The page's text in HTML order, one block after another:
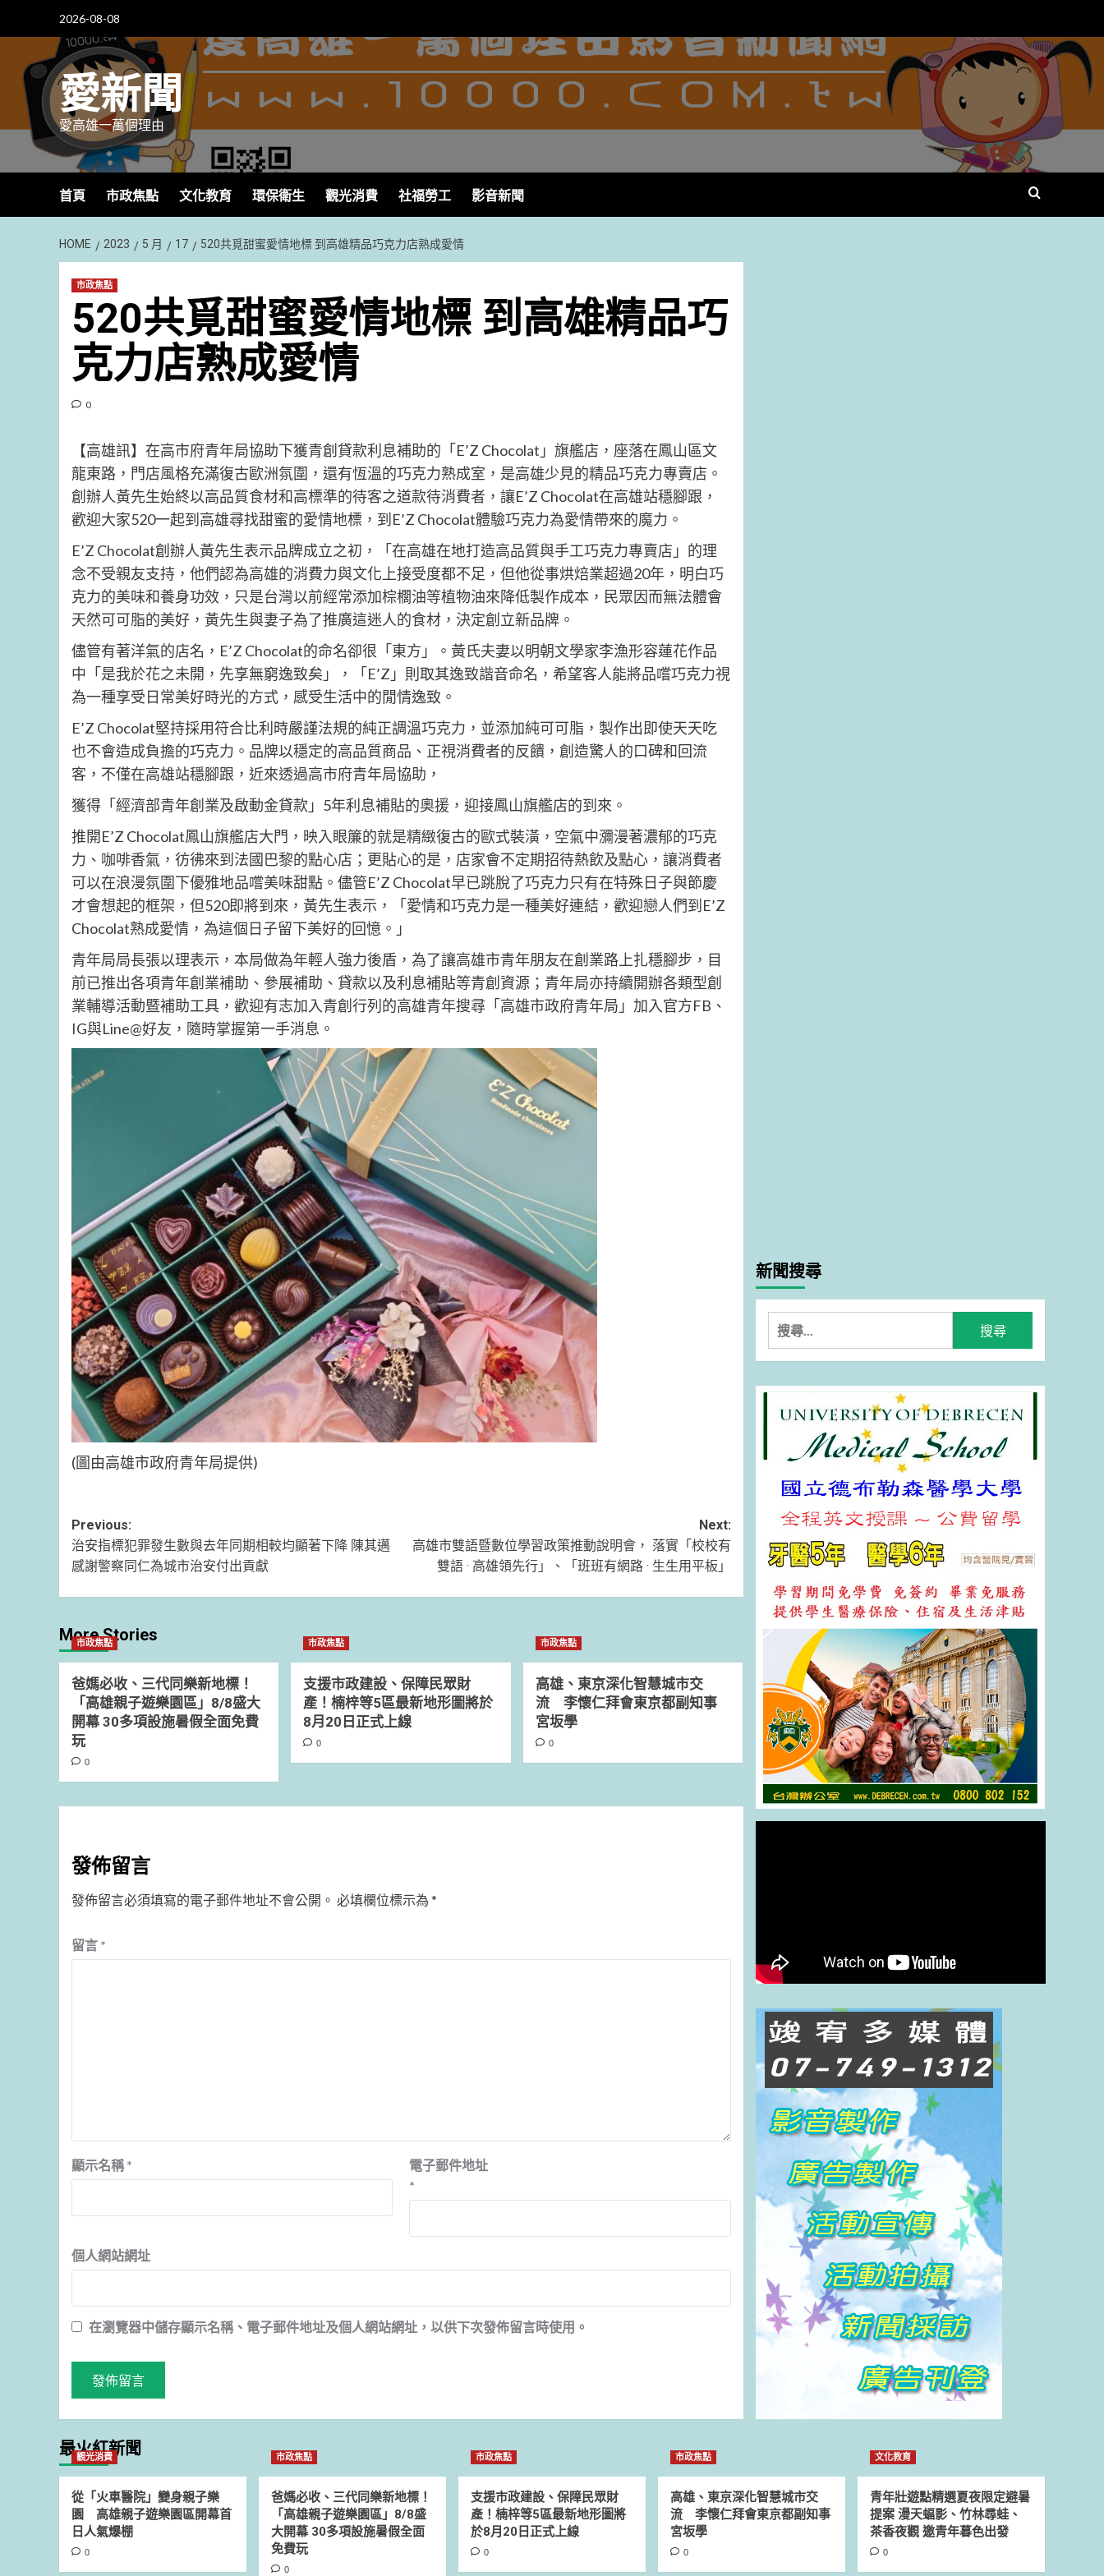
2026-08-08
愛新聞
愛高雄一萬個理由
首頁 市政焦點 文化教育 環保衛生 觀光消費 社福勞工 影音新聞
HOME 2023 5 月 17 520共覓甜蜜愛情地標 到高雄精品巧克力店熟成愛情
市政焦點
520共覓甜蜜愛情地標 到高雄精品巧
克力店熟成愛情
0
【高雄訊】在高市府青年局協助下獲青創貸款利息補助的「E’Z Chocolat」旗艦店，座落在鳳山區文
龍東路，門店風格充滿復古歐洲氛圍，還有恆溫的巧克力熟成室，是高雄少見的精品巧克力專賣店。
創辦人黃先生始終以高品質食材和高標準的待客之道款待消費者，讓E’Z Chocolat在高雄站穩腳跟，
歡迎大家520一起到高雄尋找甜蜜的愛情地標，到E’Z Chocolat體驗巧克力為愛情帶來的魔力。
E’Z Chocolat創辦人黃先生表示品牌成立之初，「在高雄在地打造高品質與手工巧克力專賣店」的理
念不受親友支持，他們認為高雄的消費力與文化上接受度都不足，但他從事烘焙業超過20年，明白巧
克力的美味和養身功效，只是台灣以前經常添加棕櫚油等植物油來降低製作成本，民眾因而無法體會
天然可可脂的美好，黃先生與妻子為了推廣這迷人的食材，決定創立新品牌。
儘管有著洋氣的店名，E’Z Chocolat的命名卻很「東方」。黃氏夫妻以明朝文學家李漁形容蓮花作品
中「是我於花之未開，先享無窮逸致矣」，「E’Z」則取其逸致諧音命名，希望客人能將品嚐巧克力視
為一種享受日常美好時光的方式，感受生活中的閒情逸致。
E’Z Chocolat堅持採用符合比利時嚴謹法規的純正調溫巧克力，並添加純可可脂，製作出即使天天吃
也不會造成負擔的巧克力。品牌以穩定的高品質商品、正視消費者的反饋，創造驚人的口碑和回流
客，不僅在高雄站穩腳跟，近來透過高市府青年局協助，
獲得「經濟部青年創業及啟動金貸款」5年利息補貼的奧援，迎接鳳山旗艦店的到來。
推開E’Z Chocolat鳳山旗艦店大門，映入眼簾的就是精緻復古的歐式裝潢，空氣中瀰漫著濃郁的巧克
力、咖啡香氣，彷彿來到法國巴黎的點心店；更貼心的是，店家會不定期招待熱飲及點心，讓消費者
可以在浪漫氛圍下優雅地品嚐美味甜點。儘管E’Z Chocolat早已跳脫了巧克力只有在特殊日子與節慶
才會想起的框架，但520即將到來，黃先生表示，「愛情和巧克力是一種美好連結，歡迎戀人們到E’Z
Chocolat熟成愛情，為這個日子留下美好的回憶。」
青年局局長張以理表示，本局做為年輕人強力後盾，為了讓高雄市青年朋友在創業路上扎穩腳步，目
前已推出各項青年創業補助、參展補助、貸款以及利息補貼等青創資源；青年局亦持續開辦各類型創
業輔導活動暨補助工具，歡迎有志加入青創行列的高雄青年搜尋「高雄市政府青年局」加入官方FB、
IG與Line@好友，隨時掌握第一手消息。
(圖由高雄市政府青年局提供)
Post
navigation
Previous:
治安指標犯罪發生數與去年同期相較均顯著下降 陳其邁
感謝警察同仁為城市治安付出貢獻
Next:
高雄市雙語暨數位學習政策推動說明會， 落實「校校有
雙語 · 高雄領先行」、「班班有網路 · 生生用平板」
More Stories
市政焦點
爸媽必收、三代同樂新地標！
「高雄親子遊樂園區」8/8盛大
開幕 30多項設施暑假全面免費
玩
0
市政焦點
支援市政建設、保障民眾財
產！楠梓等5區最新地形圖將於
8月20日正式上線
0
市政焦點
高雄、東京深化智慧城市交
流 李懷仁拜會東京都副知事
宮坂學
0
發佈留言
發佈留言必須填寫的電子郵件地址不會公開。 必填欄位標示為 *
留言 *
顯示名稱 *
電子郵件地址
*
個人網站網址
在瀏覽器中儲存顯示名稱、電子郵件地址及個人網站網址，以供下次發佈留言時使用。
新聞搜尋
搜
尋
關
鍵
最火紅新聞
觀光消費
從「火車醫院」變身親子樂
園 高雄親子遊樂園區開幕首
日人氣爆棚
0
市政焦點
爸媽必收、三代同樂新地標！
「高雄親子遊樂園區」8/8盛
大開幕 30多項設施暑假全面
免費玩
0
市政焦點
支援市政建設、保障民眾財
產！楠梓等5區最新地形圖將
於8月20日正式上線
0
市政焦點
高雄、東京深化智慧城市交
流 李懷仁拜會東京都副知事
宮坂學
0
文化教育
青年壯遊點精選夏夜限定避暑
提案 漫天蝠影、竹林尋蛙、
茶香夜觀 邀青年暮色出發
0